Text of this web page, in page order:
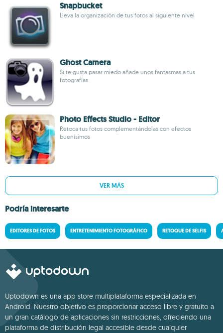
Snapbucket
Lleva la organización de tus fotos al siguiente nivel
Ghost Camera
Si te gusta pasar miedo añade unos fantasmas a tus
fotografías
Photo Effects Studio - Editor
Retoca tus fotos complementándolas con efectos
buenísimos
VER MÁS
Podría interesarte
EDITORES DE FOTOS ENTRETENIMIENTO FOTOGRÁFICO RETOQUE DE SELFIS
Uptodown es una app store multiplataforma especializada en
Android. Nuestro objetivo es proporcionar acceso libre y gratuito a
un gran catálogo de aplicaciones sin restricciones, ofreciendo una
plataforma de distribución legal accesible desde cualquier